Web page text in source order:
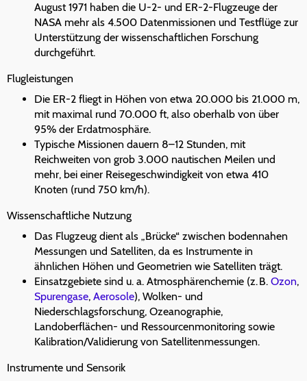
August 1971 haben die U-2- und ER-2-Flugzeuge der
NASA mehr als 4.500 Datenmissionen und Testflüge zur
Unterstützung der wissenschaftlichen Forschung
durchgeführt.
Flugleistungen
Die ER-2 fliegt in Höhen von etwa 20.000 bis 21.000 m,
mit maximal rund 70.000 ft, also oberhalb von über
95% der Erdatmosphäre.
Typische Missionen dauern 8–12 Stunden, mit
Reichweiten von grob 3.000 nautischen Meilen und
mehr, bei einer Reisegeschwindigkeit von etwa 410
Knoten (rund 750 km/h).
Wissenschaftliche Nutzung
Das Flugzeug dient als „Brücke“ zwischen bodennahen
Messungen und Satelliten, da es Instrumente in
ähnlichen Höhen und Geometrien wie Satelliten trägt.
Einsatzgebiete sind u. a. Atmosphärenchemie (z. B. Ozon,
Spurengase, Aerosole), Wolken- und
Niederschlagsforschung, Ozeanographie,
Landoberflächen- und Ressourcenmonitoring sowie
Kalibration/Validierung von Satellitenmessungen.
Instrumente und Sensorik